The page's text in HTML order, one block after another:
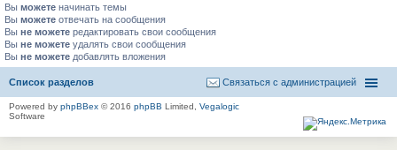
Вы можете начинать темы
Вы можете отвечать на сообщения
Вы не можете редактировать свои сообщения
Вы не можете удалять свои сообщения
Вы не можете добавлять вложения
Список разделов Связаться с администрацией
Powered by phpBBex © 2016 phpBB Limited, Vegalogic
Software